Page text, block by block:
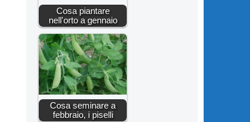
Cosa piantare
nell'orto a gennaio
Cosa seminare a
febbraio, i piselli